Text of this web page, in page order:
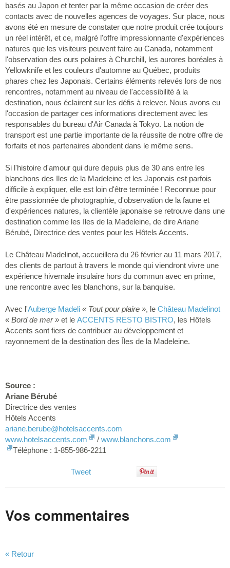
basés au Japon et tenter par la même occasion de créer des
contacts avec de nouvelles agences de voyages. Sur place, nous
avons été en mesure de constater que notre produit crée toujours
un réel intérêt, et ce, malgré l'offre impressionnante d'expériences
natures que les visiteurs peuvent faire au Canada, notamment
l'observation des ours polaires à Churchill, les aurores boréales à
Yellowknife et les couleurs d'automne au Québec, produits
phares chez les Japonais. Certains éléments relevés lors de nos
rencontres, notamment au niveau de l'accessibilité à la
destination, nous éclairent sur les défis à relever. Nous avons eu
l'occasion de partager ces informations directement avec les
responsables du bureau d'Air Canada à Tokyo. La notion de
transport est une partie importante de la réussite de notre offre de
forfaits et nos partenaires abondent dans le même sens.
Si l'histoire d'amour qui dure depuis plus de 30 ans entre les
blanchons des Iles de la Madeleine et les Japonais est parfois
difficile à expliquer, elle est loin d'être terminée ! Reconnue pour
être passionnée de photographie, d'observation de la faune et
d'expériences natures, la clientèle japonaise se retrouve dans une
destination comme les Iles de la Madeleine, de dire Ariane
Bérubé, Directrice des ventes pour les Hôtels Accents.
Le Château Madelinot, accueillera du 26 février au 11 mars 2017,
des clients de partout à travers le monde qui viendront vivre une
expérience hivernale insulaire hors du commun avec en prime,
une rencontre avec les blanchons, sur la banquise.
Avec l'Auberge Madeli « Tout pour plaire », le Château Madelinot
« Bord de mer » et le ACCENTS RESTO BISTRO, les Hôtels
Accents sont fiers de contribuer au développement et
rayonnement de la destination des Îles de la Madeleine.
Source :
Ariane Bérubé
Directrice des ventes
Hôtels Accents
ariane.berube@hotelsaccents.com
www.hotelsaccents.com
/ www.blanchons.com
Téléphone : 1-855-986-2211
Tweet
Vos commentaires
« Retour